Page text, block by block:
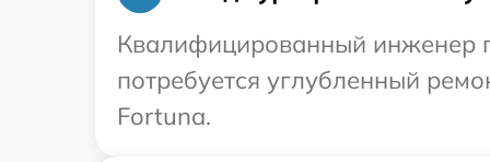
Квалифицированный инженер
потребуется углубленный
Fortuna.